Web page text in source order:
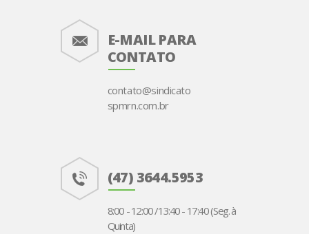
E-MAIL PARA
CONTATO
contato@sindicato
spmrn.com.br
(47) 3644.5953
8:00 - 12:00 /13:40 - 17:40 (Seg. à
Quinta)